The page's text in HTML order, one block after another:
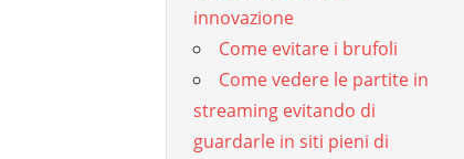
innovazione
Come evitare i brufoli
Come vedere le partite in
streaming evitando di
guardarle in siti pieni di